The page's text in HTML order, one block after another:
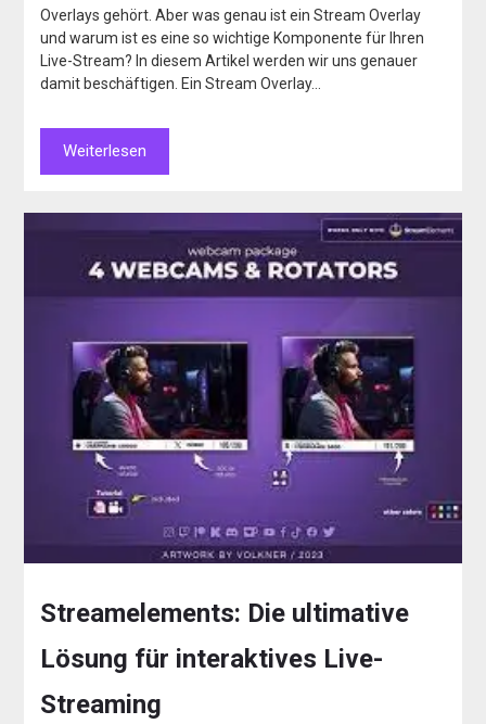
Overlays gehört. Aber was genau ist ein Stream Overlay
und warum ist es eine so wichtige Komponente für Ihren
Live-Stream? In diesem Artikel werden wir uns genauer
damit beschäftigen. Ein Stream Overlay…
Weiterlesen
Streamelements: Die ultimative
Lösung für interaktives Live-
Streaming